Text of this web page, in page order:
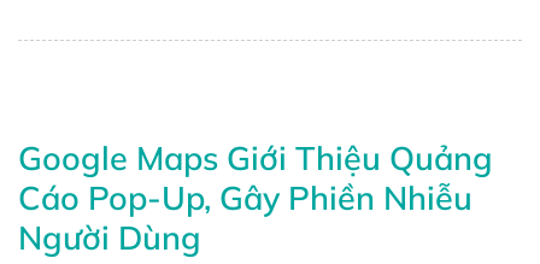
Google Maps Giới Thiệu Quảng
Cáo Pop-Up, Gây Phiền Nhiễu
Người Dùng